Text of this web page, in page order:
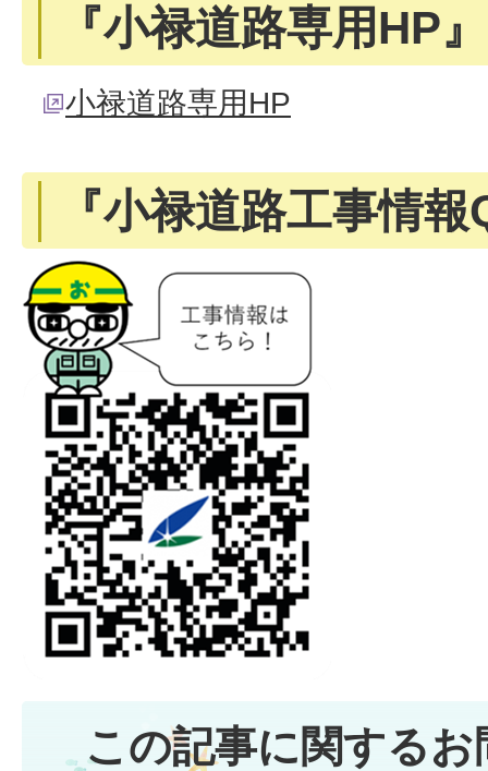
『小禄道路専用HP』
小禄道路専用HP
『小禄道路工事情
この記事に関する